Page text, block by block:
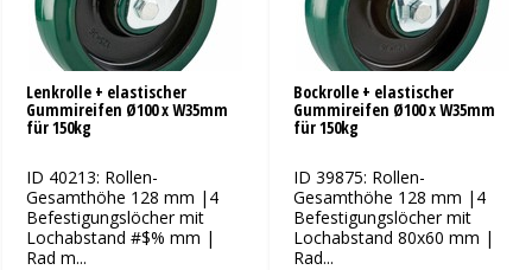
Lenkrolle + elastischer
Gummireifen Ø100 x W35mm
für 150kg
ID 40213: Rollen-
Gesamthöhe 128 mm |4
Befestigungslöcher mit
Lochabstand #$% mm |
Rad m...
Bockrolle + elastischer
Gummireifen Ø100 x W35mm
für 150kg
ID 39875: Rollen-
Gesamthöhe 128 mm |4
Befestigungslöcher mit
Lochabstand 80x60 mm |
Rad...